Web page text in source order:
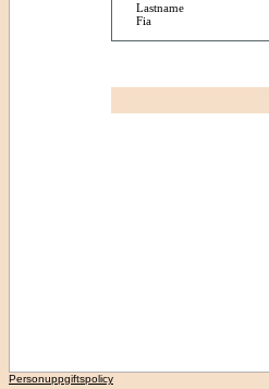
Lastname
Fia
Personuppgiftspolicy